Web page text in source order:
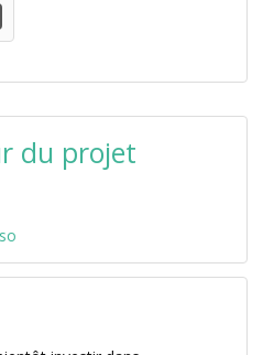
du projet